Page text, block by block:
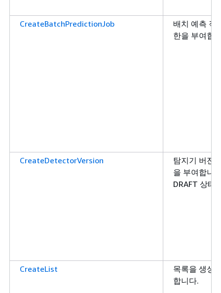
CreateBatchPredictionJob
배치 예측 작
한을 부여합
CreateDetectorVersion
탐지기 버전
을 부여합니
DRAFT 상태
CreateList
목록을 생성
합니다.